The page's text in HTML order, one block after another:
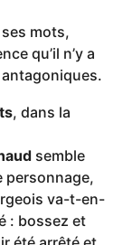
mots,
qu’il n’y a
, dans la
semble
personnage,
va-t-en-
: bossez et